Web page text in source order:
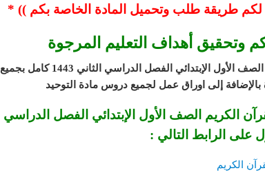
طريقة طلب وتحميل المادة الخاصة بكم )) *
وتحقيق أهداف التعليم المرجوة
الإبتدائي الفصل الدراسي الثاني 1443
كامل بجميع
إلى اوراق عمل لجميع دروس مادة التوحيد
الكريم الصف الأول الإبتدائي الفصل الدراسي
على الرابط التالي :
الكريم